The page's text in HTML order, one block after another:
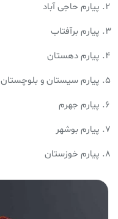
پیارم حاجی آباد
پیارم برآفتاب
پیارم دهستان
پیارم سیستان و بلوچستان
پیارم جهرم
پیارم بوشهر
پیارم خوزستان